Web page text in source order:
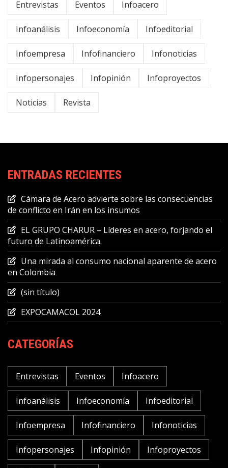
Entrevistas Eventos Infoacero
Infoanálisis Infoeconomía Infoeditorial
Infoempresa Infofinanciero Infonoticias
Infopersonajes Infopinión Infoproyectos
Noticias Revista
ENTRADAS RECIENTES
Cámara de Acero advierte sobre las consecuencias
de conflicto en Irán en los insumos
EL GRUPO CHARUR – Líderes en acero, forjando el
futuro de Latinoamérica.
Una mirada al consumo nacional aparente de acero
en Colombia
(sin título)
EXPOCAMACOL 2024
CATEGORÍAS
Entrevistas Eventos Infoacero
Infoanálisis Infoeconomía Infoeditorial
Infoempresa Infofinanciero Infonoticias
Infopersonajes Infopinión Infoproyectos